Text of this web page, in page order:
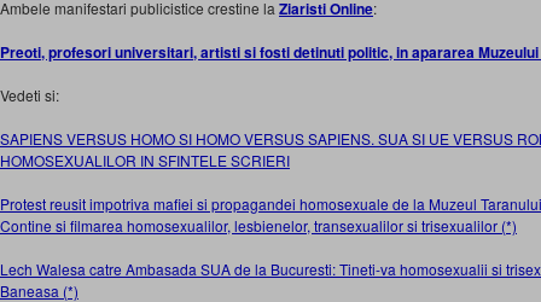
Ambele manifestari publicistice crestine la Ziaristi Online:
Preoti, profesori universitari, artisti si fosti detinuti politic, in apararea
Vedeti si:
SAPIENS VERSUS HOMO SI HOMO VERSUS SAPIENS. SUA SI UE VERSUS
HOMOSEXUALILOR IN SFINTELE SCRIERI
Protest reusit impotriva mafiei si propagandei homosexuale de la Muzeul
Contine si filmarea homosexualilor, lesbienelor, transexualilor si trisexualilor (*)
Lech Walesa catre Ambasada SUA de la Bucuresti: Tineti-va homosexualii si
Baneasa (*)